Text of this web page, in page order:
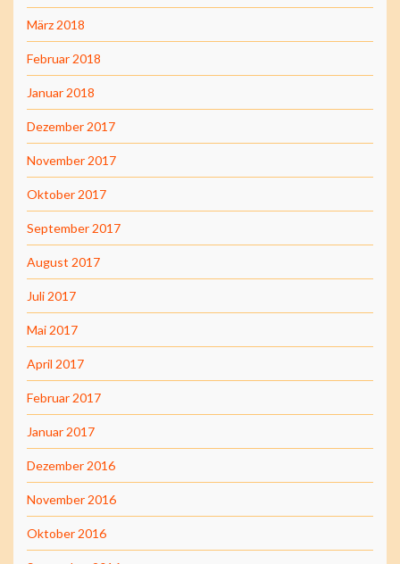
März 2018
Februar 2018
Januar 2018
Dezember 2017
November 2017
Oktober 2017
September 2017
August 2017
Juli 2017
Mai 2017
April 2017
Februar 2017
Januar 2017
Dezember 2016
November 2016
Oktober 2016